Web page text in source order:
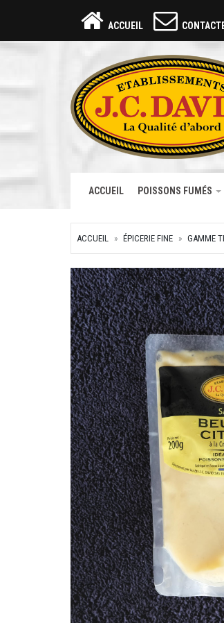
ACCUEIL
ACCUEIL POISSONS FUMÉS
ACCUEIL ÉPICERIE FINE GAMME